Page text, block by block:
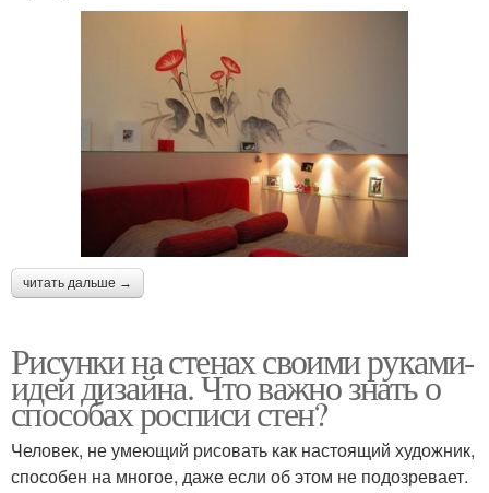
читать дальше →
Рисунки на стенах своими руками-
идеи дизайна. Что важно знать о
способах росписи стен?
Человек, не умеющий рисовать как настоящий художник,
способен на многое, даже если об этом не подозревает.